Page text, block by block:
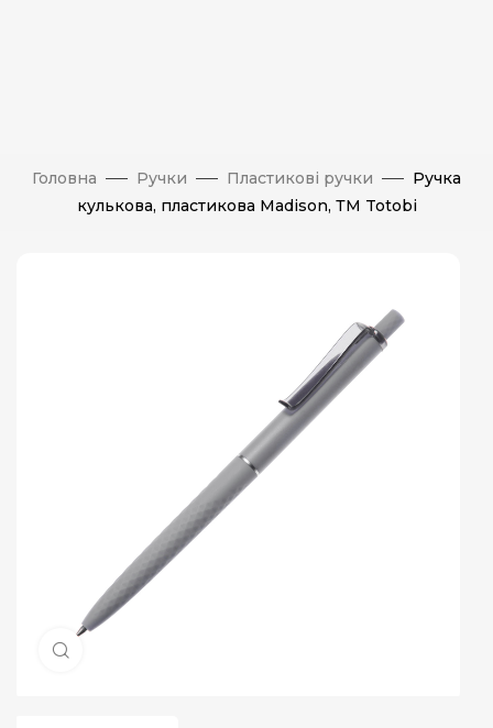
Головна Ручки Пластикові ручки
Ручка
кулькова, пластикова Madison, ТМ Totobi